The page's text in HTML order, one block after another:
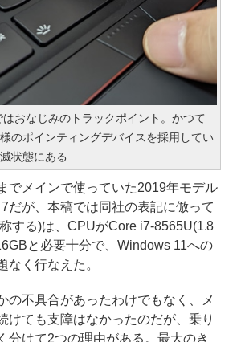
おなじみのトラックポイント。かつて
のポインティングデバイスを採用してい
状態にある
でメインで使っていた2019年モデル
だが、本稿では同社の表記に倣って
する)は、CPUがCore i7-8565U(1.8
と必要十分で、Windows 11への
なく行なえた。
不具合があったわけでもなく、メ
けても支障はなかったのだが、乗り
分けて2つの理由がある。最大のき